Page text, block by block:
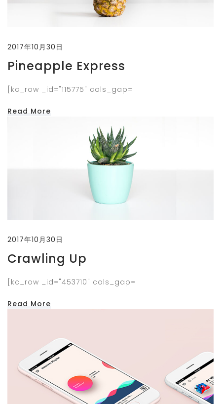
2017年10月30日
Pineapple Express
[kc_row _id="115775" cols_gap=
Read More
2017年10月30日
Crawling Up
[kc_row _id="453710" cols_gap=
Read More